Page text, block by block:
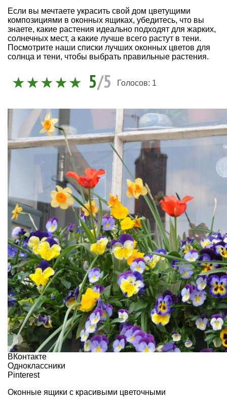
Если вы мечтаете украсить свой дом цветущими
композициями в оконных ящиках, убедитесь, что вы
знаете, какие растения идеально подходят для жарких,
солнечных мест, а какие лучше всего растут в тени.
Посмотрите наши списки лучших оконных цветов для
солнца и тени, чтобы выбрать правильные растения.
5/5 Голосов: 1
ВКонтакте
Одноклассники
Pinterest
Оконные ящики с красивыми цветочными